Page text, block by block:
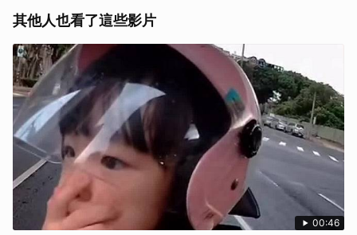
其他人也看了這些影片
00:46